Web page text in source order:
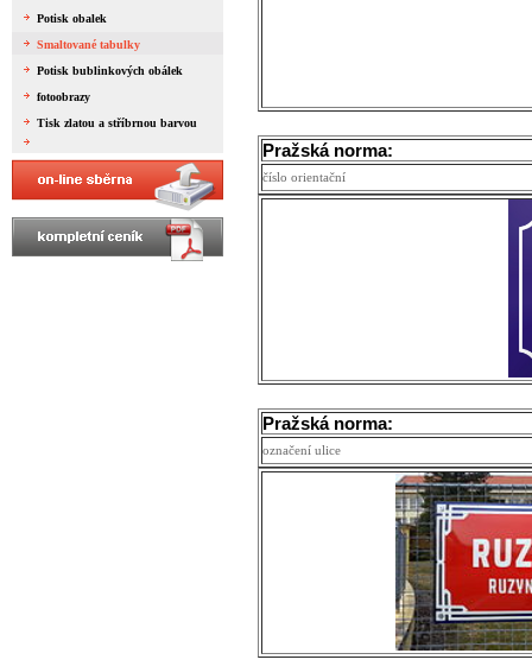
Pražská norma:
číslo orientační
Pražská norma:
označení ulice
Potisk obalek
Smaltované tabulky
Potisk bublinkových obálek
fotoobrazy
Tisk zlatou a stříbrnou barvou